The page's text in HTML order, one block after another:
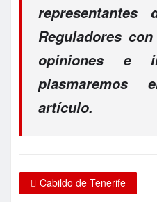
representantes
Reguladores
opiniones e
plasmaremos
artículo.
Cabildo de Tenerife